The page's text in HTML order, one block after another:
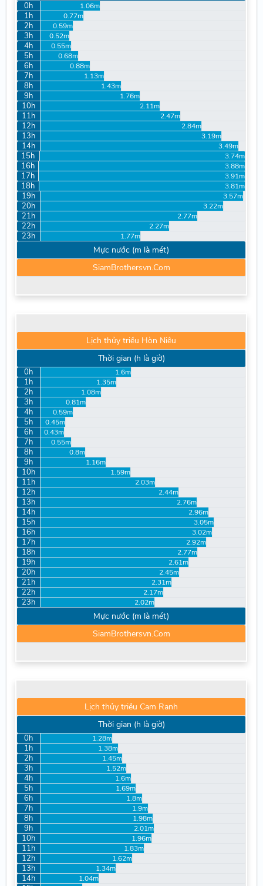
0h 1.06m
1h 0.77m
2h 0.59m
3h 0.52m
4h 0.55m
5h 0.68m
6h 0.88m
7h 1.13m
8h 1.43m
9h 1.76m
10h 2.11m
11h 2.47m
12h 2.84m
13h 3.19m
14h 3.49m
15h 3.74m
16h 3.88m
17h 3.91m
18h 3.81m
19h 3.57m
20h 3.22m
21h 2.77m
22h 2.27m
23h 1.77m
Mực nước (m là mét)
SiamBrothersvn.Com
Lịch thủy triều Hòn Niêu
Thời gian (h là giờ)
0h 1.6m
1h 1.35m
2h 1.08m
3h 0.81m
4h 0.59m
5h 0.45m
6h 0.43m
7h 0.55m
8h 0.8m
9h 1.16m
10h 1.59m
11h 2.03m
12h 2.44m
13h 2.76m
14h 2.96m
15h 3.05m
16h 3.02m
17h 2.92m
18h 2.77m
19h 2.61m
20h 2.45m
21h 2.31m
22h 2.17m
23h 2.02m
Mực nước (m là mét)
SiamBrothersvn.Com
Lịch thủy triều Cam Ranh
Thời gian (h là giờ)
0h 1.28m
1h 1.38m
2h 1.45m
3h 1.52m
4h 1.6m
5h 1.69m
6h 1.8m
7h 1.9m
8h 1.98m
9h 2.01m
10h 1.96m
11h 1.83m
12h 1.62m
13h 1.34m
14h 1.04m